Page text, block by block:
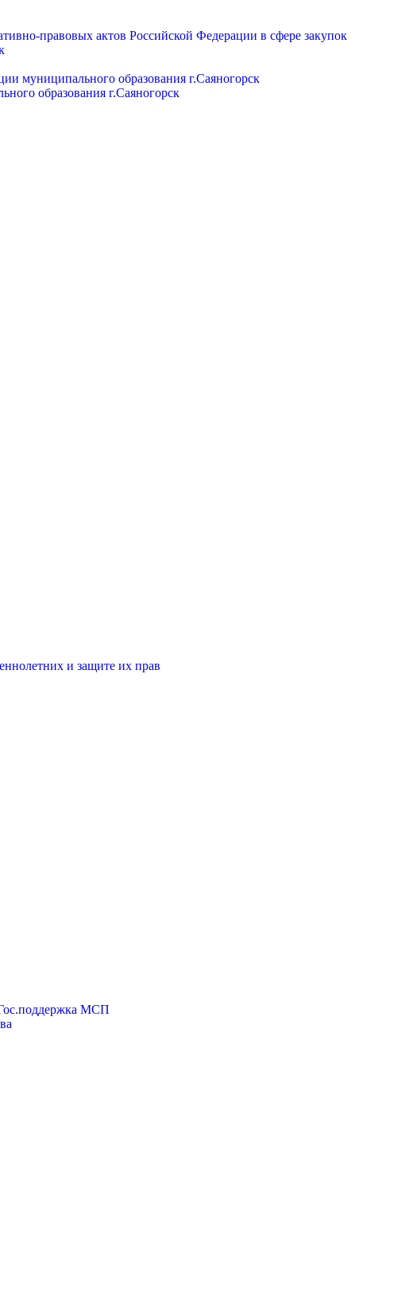
правовых актов Российской Федерации в сфере закупок
муниципального образования г.Саяногорск
образования г.Саяногорск
и защите их прав
МСП